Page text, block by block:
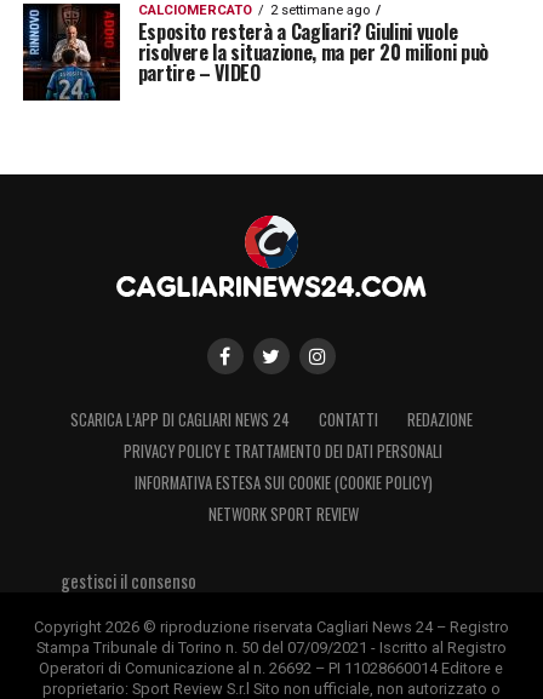
CALCIOMERCATO 2 settimane ago
Esposito resterà a Cagliari? Giulini vuole
risolvere la situazione, ma per 20 milioni può
partire – VIDEO
SCARICA L’APP DI CAGLIARI NEWS 24 CONTATTI
REDAZIONE
PRIVACY POLICY E TRATTAMENTO DEI DATI PERSONALI
INFORMATIVA ESTESA SUI COOKIE (COOKIE POLICY)
NETWORK SPORT REVIEW
gestisci il consenso
Copyright 2026 © riproduzione riservata Cagliari News 24 – Registro
Stampa Tribunale di Torino n. 50 del 07/09/2021 - Iscritto al Registro
Operatori di Comunicazione al n. 26692 – PI 11028660014 Editore e
proprietario: Sport Review S.r.l Sito non ufficiale, non autorizzato o